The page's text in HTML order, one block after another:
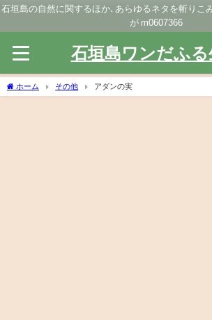
石垣島の自然に関するほか､あらゆるネタを斬りこ
が m0607366
石垣島ワンだふる
ホーム その他 アダンの実